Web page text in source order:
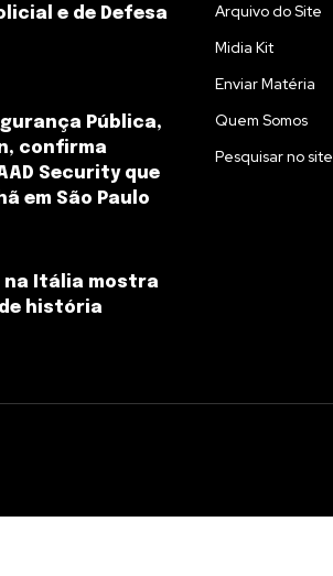
e de Defesa
Pública,
confirma
Security que
em São Paulo
na Itália mostra
de história
Arquivo do Site
Midia Kit
Enviar Matéria
Quem Somos
Pesquisar no site